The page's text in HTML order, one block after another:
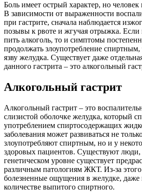
Боль имеет острый характер, но человек
В зависимости от выраженности
при гастрите, сначала наблюдается
позывы к рвоте и жгучая отрыжка. Если
пить алкоголь, то и симптомы
продолжать злоупотребление спиртным,
язву желудка. Существует даже
данного гастрита – это алкогольный
Алкогольный гастрит
Алкогольный гастрит – это
слизистой оболочке желудка, который
употреблением спиртосодержащих
заболевания может развиваться не
злоупотребляют спиртным, но и у
здоровых пациентов. Существуют люди,
генетическом уровне существует
различным патологиям ЖКТ. Из-за
болезненные ощущения в желудке, даже
количестве выпитого спиртного.